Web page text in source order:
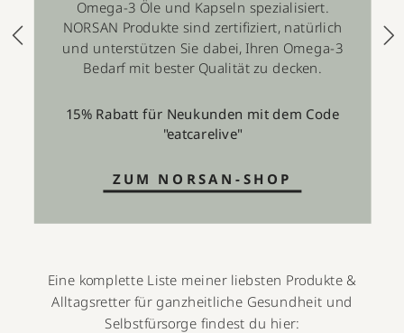
Eine komplette Liste meiner liebsten Produkte &
Alltagsretter für ganzheitliche Gesundheit und
Selbstfürsorge findest du hier:
Omega-3 Öle und Kapseln spezialisiert.
NORSAN Produkte sind zertifiziert, natürlich
und unterstützen Sie dabei, Ihren Omega-3
Bedarf mit bester Qualität zu decken.
15% Rabatt für Neukunden mit dem Code
"eatcarelive"
ZUM NORSAN-SHOP